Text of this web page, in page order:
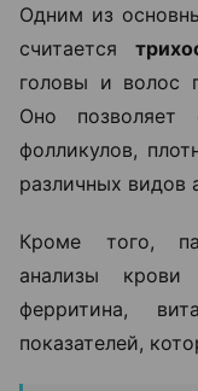
Одним из
считается
головы и волос
Оно позволяет
фолликулов,
различных видов
Кроме того,
анализы
ферритина,
показателей,